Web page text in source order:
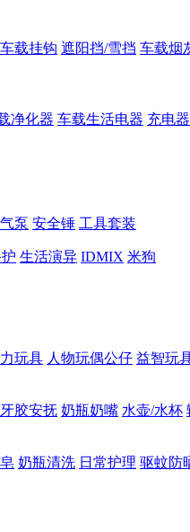
车载挂钩 遮阳挡/雪挡 车载烟
净化器 车载生活电器 充电
泵 安全锤 工具套装
生活演异 IDMIX 米狗
玩具 人物玩偶公仔 益智玩
牙胶安抚 奶瓶奶嘴 水壶/水杯
奶瓶清洗 日常护理 驱蚊防